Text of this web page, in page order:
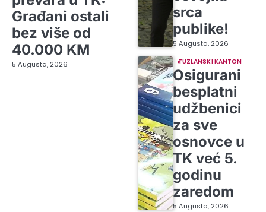
Građani ostali
bez više od
40.000 KM
5 Augusta, 2026
srca
publike!
5 Augusta, 2026
TUZLANSKI KANTON
Osigurani
besplatni
udžbenici
za sve
osnovce u
TK već 5.
godinu
zaredom
5 Augusta, 2026